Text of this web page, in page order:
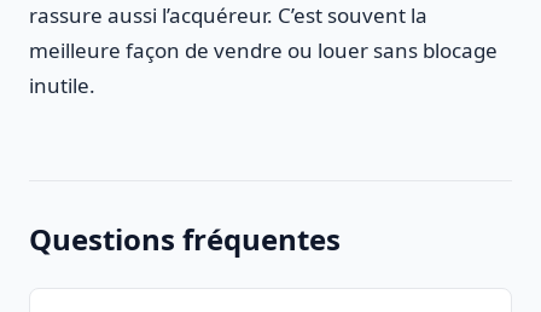
rassure aussi l’acquéreur. C’est souvent la
meilleure façon de vendre ou louer sans blocage
inutile.
Questions fréquentes